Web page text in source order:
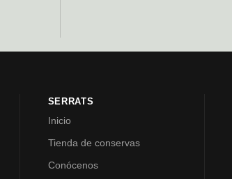
SERRATS
Inicio
Tienda de conservas
Conócenos